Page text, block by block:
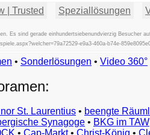
| Trusted Speziallösungen
Es sind gerade einhundertsiebenundvierzig Besucher
e9a3-460a-b74e-
Beispiele
Exemples
Vorbeelden
Przykłady
• Sonderlösungen • Video 360°
St. Laurentius • beengte
Synagoge • BKG im TAW
• Cap-Markt• Christ-König •